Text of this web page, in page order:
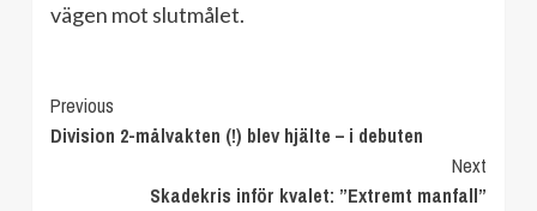
vägen mot slutmålet.
Continue
Reading
Previous
Division 2-målvakten (!) blev hjälte – i debuten
Next
Skadekris inför kvalet: ”Extremt manfall”